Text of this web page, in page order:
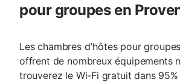
pour groupes en
Les chambres d'hôtes pour
offrent de nombreux équipements
trouverez le Wi-Fi gratuit dans